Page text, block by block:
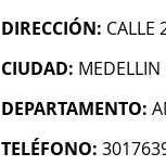
DIRECCIÓN: CALLE
CIUDAD: MEDELLIN
DEPARTAMENTO:
TELÉFONO: